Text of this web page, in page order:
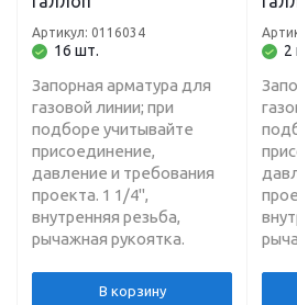
16 шт.
Артикул: 0116034
Запорная арматура для
газовой линии; при
подборе учитывайте
присоединение,
давление и требования
проекта. 1 1/4",
внутренняя резьба,
рычажная рукоятка.
В корзину
2